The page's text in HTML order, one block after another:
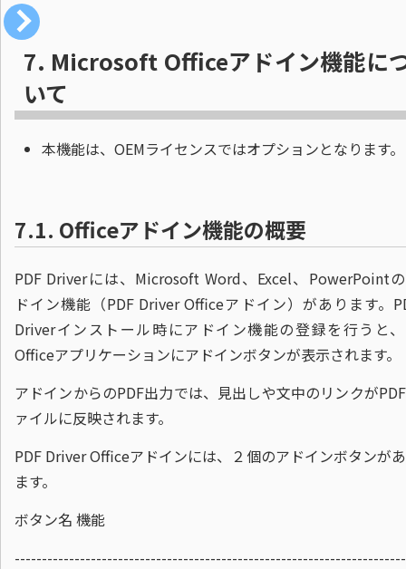
7. Microsoft Officeアドイン機能に
いて
本機能は、OEMライセンスではオプションとなります。
7.1. Officeアドイン機能の概要
PDF Driverには、Microsoft Word、Excel、PowerPoint
ドイン機能（PDF Driver Officeアドイン）があります。
Driverインストール時にアドイン機能の登録を行うと
Officeアプリケーションにアドインボタンが表示されます。
アドインからのPDF出力では、見出しや文中のリンクが
ァイルに反映されます。
PDF Driver Officeアドインには、２個のアドインボタンが
ます。
ボタン名 機能